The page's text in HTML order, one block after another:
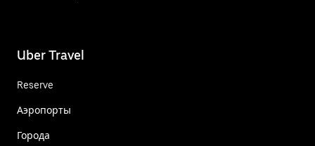
Uber Travel
Reserve
Аэропорты
Города